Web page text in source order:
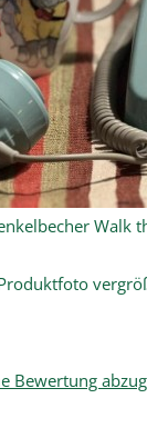
Walk
Bewertung